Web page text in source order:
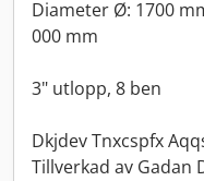
Diameter Ø: 1700
000 mm
3" utlopp, 8 ben
Dkjdev Tnxcspfx
Tillverkad av Gadan